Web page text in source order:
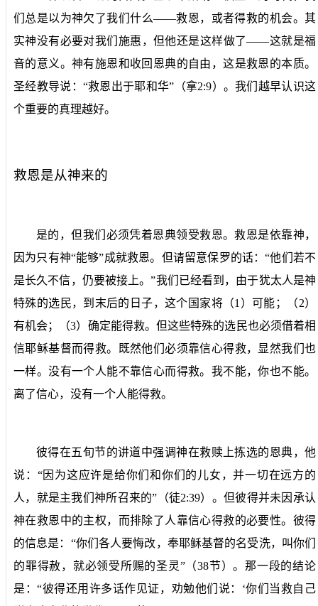
们总是以为神欠了我们什么——救恩，或者得救的机会。其
实神没有必要对我们施惠，但他还是这样做了——这就是福
音的意义。神有施恩和收回恩典的自由，这是救恩的本质。
圣经教导说：“救恩出于耶和华”（拿2:9）。我们越早认识这
个重要的真理越好。
救恩是从神来的
是的，但我们必须凭着恩典领受救恩。救恩是依靠神，
因为只有神“能够”成就救恩。但请留意保罗的话：“他们若不
是长久不信，仍要被接上。”我们已经看到，由于犹太人是神
特殊的选民，到末后的日子，这个国家将（1 ）可能；（2）
有机会；（3）确定能得救。但这些特殊的选民也必须借着相
信耶稣基督而得救。既然他们必须靠信心得救，显然我们也
一样。没有一个人能不靠信心而得救。我不能，你也不能。
离了信心，没有一个人能得救。
彼得在五旬节的讲道中强调神在救赎上拣选的恩典，他
说：“因为这应许是给你们和你们的儿女，并一切在远方的
人，就是主我们神所召来的”（徒2:39）。但彼得并未因承认
神在救恩中的主权，而排除了人靠信心得救的必要性。彼得
的信息是：“你们各人要悔改，奉耶稣基督的名受洗，叫你们
的罪得赦，就必领受所赐的圣灵”（38节）。那一段的结论
是：“彼得还用许多话作见证，劝勉他们说：‘你们当救自己